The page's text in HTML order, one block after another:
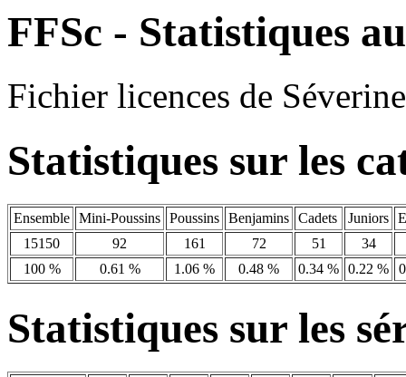
FFSc - Statistiques
Fichier licences de
Statistiques sur les
Ensemble Mini-Poussins Poussins Benjamins Cadets Juniors
15150
92 161 72 51
34
100 %
0.61 % 1.06 % 0.48 % 0.34 % 0.22 %
Statistiques sur les